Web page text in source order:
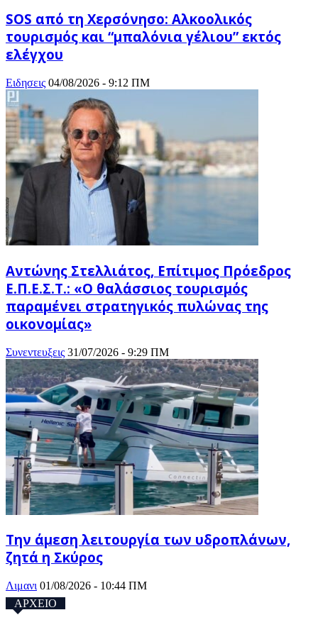
SOS από τη Χερσόνησο: Αλκοολικός
τουρισμός και “μπαλόνια γέλιου” εκτός
ελέγχου
Ειδησεις 04/08/2026 - 9:12 ΠΜ
Αντώνης Στελλιάτος, Επίτιμος Πρόεδρος
Ε.Π.Ε.Σ.Τ.: «Ο θαλάσσιος τουρισμός
παραμένει στρατηγικός πυλώνας της
οικονομίας»
Συνεντευξεις 31/07/2026 - 9:29 ΠΜ
Την άμεση λειτουργία των υδροπλάνων,
ζητά η Σκύρος
Λιμανι 01/08/2026 - 10:44 ΠΜ
ΑΡΧΕΙΟ